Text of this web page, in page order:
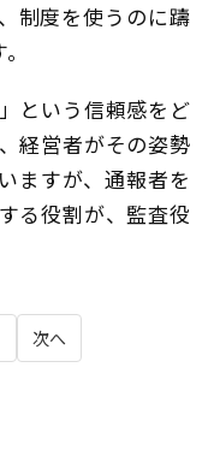
制度を使うのに躊
という信頼感をど
経営者がその姿勢
ますが、通報者を
る役割が、監査役
次へ